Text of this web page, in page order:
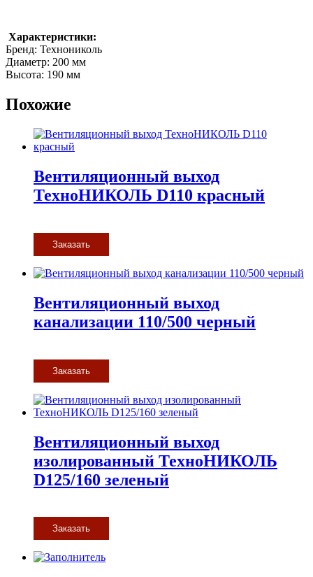
Характеристики:
Бренд: Технониколь
Диаметр: 200 мм
Высота: 190 мм
Похожие
Вентиляционный выход
ТехноНИКОЛЬ D110 красный
Заказать
Вентиляционный выход
канализации 110/500 черный
Заказать
Вентиляционный выход
изолированный ТехноНИКОЛЬ
D125/160 зеленый
Заказать